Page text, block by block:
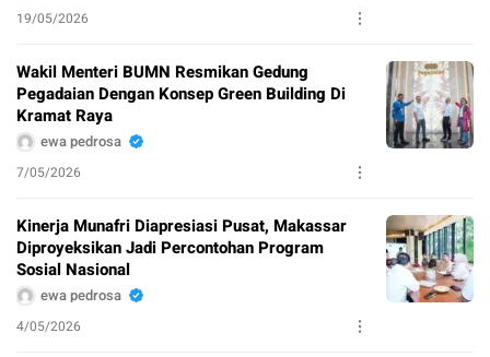
19/05/2026
Wakil Menteri BUMN Resmikan Gedung
Pegadaian Dengan Konsep Green Building Di
Kramat Raya
ewa pedrosa
7/05/2026
Kinerja Munafri Diapresiasi Pusat, Makassar
Diproyeksikan Jadi Percontohan Program
Sosial Nasional
ewa pedrosa
4/05/2026